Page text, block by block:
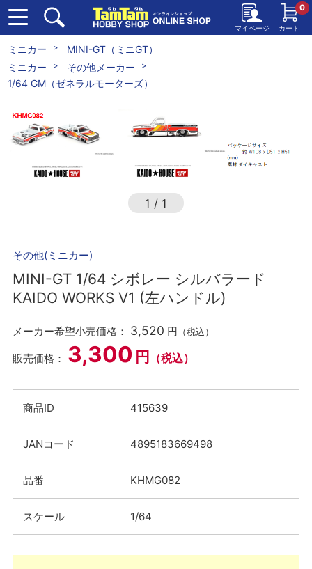
マイページ カート
0
ミニカー
MINI-GT（ミニGT）
ミニカー
その他メーカー
1/64 GM（ゼネラルモーターズ）
1 / 1
その他(ミニカー)
MINI-GT 1/64 シボレー シルバラード
KAIDO WORKS V1 (左ハンドル)
メーカー希望小売価格： 3,520 円 （税込）
販売価格： 3,300 円 （税込）
商品ID 415639
JANコード 4895183669498
品番 KHMG082
スケール 1/64